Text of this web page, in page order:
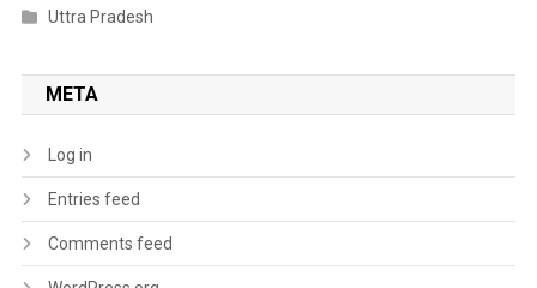
Uttra Pradesh
META
Log in
Entries feed
Comments feed